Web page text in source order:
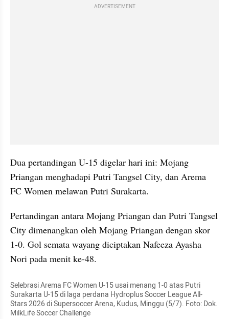
ADVERTISEMENT
Dua pertandingan U-15 digelar hari ini: Mojang
Priangan menghadapi Putri Tangsel City, dan Arema
FC Women melawan Putri Surakarta.
Pertandingan antara Mojang Priangan dan Putri Tangsel
City dimenangkan oleh Mojang Priangan dengan skor
1-0. Gol semata wayang diciptakan Nafeeza Ayasha
Nori pada menit ke-48.
Selebrasi Arema FC Women U-15 usai menang 1-0 atas Putri
Surakarta U-15 di laga perdana Hydroplus Soccer League All-
Stars 2026 di Supersoccer Arena, Kudus, Minggu (5/7). Foto: Dok.
MilkLife Soccer Challenge